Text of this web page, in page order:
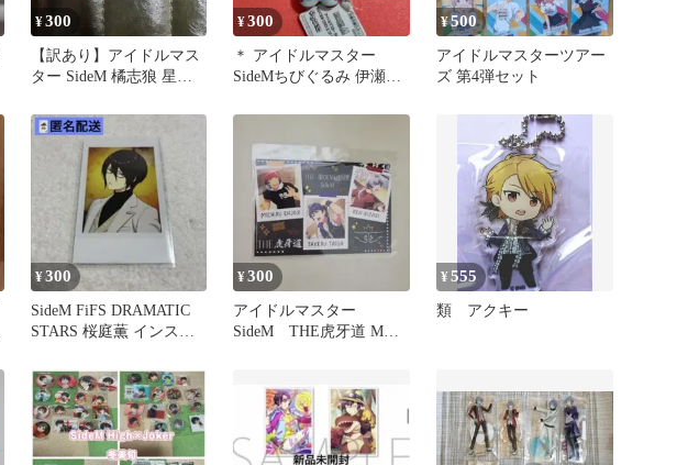
¥300
【訳あり】アイドルマス
ター SideM 橘志狼 星型
ん）
¥300
＊ アイドルマスター
SideMちびぐるみ 伊瀬谷
¥500
アイドルマスターツアー
ズ 第4弾セット
¥300
SideM FiFS DRAMATIC
STARS 桜庭薫 インスタ
¥300
アイドルマスター
SideM THE虎牙道 Mフ
¥555
類 アクキー